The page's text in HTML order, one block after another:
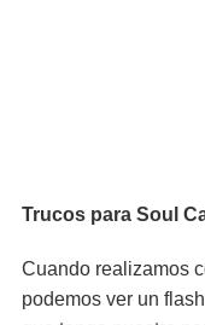
Trucos para Soul
Cuando realizamos
podemos ver un